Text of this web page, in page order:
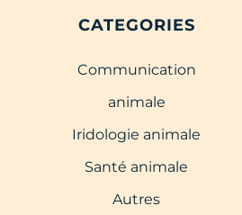
CATEGORIES
Communication
animale
Iridologie animale
Santé animale
Autres